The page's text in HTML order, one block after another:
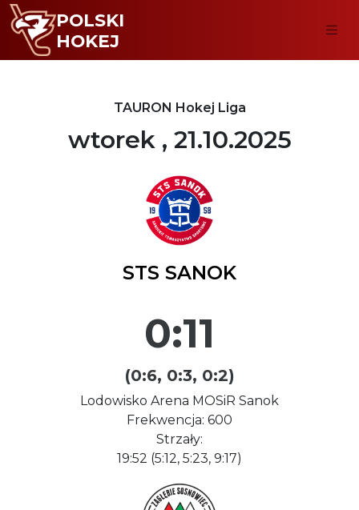
POLSKI
HOKEJ
TAURON Hokej Liga
wtorek , 21.10.2025
STS SANOK
0:11
(0:6, 0:3, 0:2)
Lodowisko Arena MOSiR Sanok
Frekwencja: 600
Strzały:
19:52 (5:12, 5:23, 9:17)